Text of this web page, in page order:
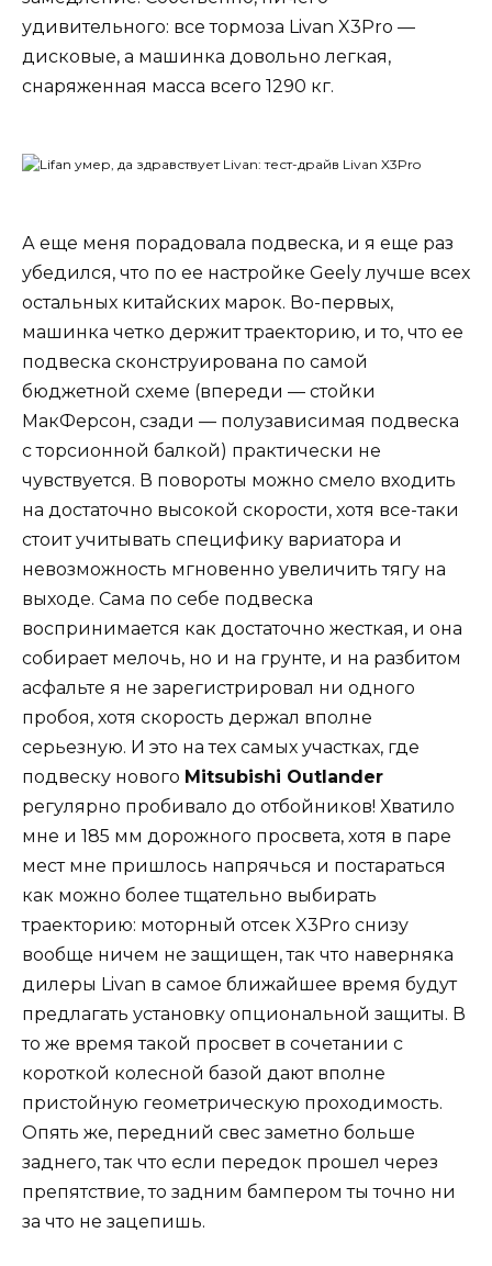
удивительного: все тормоза Livan X3Pro —
дисковые, а машинка довольно легкая,
снаряженная масса всего 1290 кг.
А еще меня порадовала подвеска, и я еще раз
убедился, что по ее настройке Geely лучше всех
остальных китайских марок. Во-первых,
машинка четко держит траекторию, и то, что ее
подвеска сконструирована по самой
бюджетной схеме (впереди — стойки
МакФерсон, сзади — полузависимая подвеска
с торсионной балкой) практически не
чувствуется. В повороты можно смело входить
на достаточно высокой скорости, хотя все-таки
стоит учитывать специфику вариатора и
невозможность мгновенно увеличить тягу на
выходе. Сама по себе подвеска
воспринимается как достаточно жесткая, и она
собирает мелочь, но и на грунте, и на разбитом
асфальте я не зарегистрировал ни одного
пробоя, хотя скорость держал вполне
серьезную. И это на тех самых участках, где
подвеску нового Mitsubishi Outlander
регулярно пробивало до отбойников! Хватило
мне и 185 мм дорожного просвета, хотя в паре
мест мне пришлось напрячься и постараться
как можно более тщательно выбирать
траекторию: моторный отсек X3Pro снизу
вообще ничем не защищен, так что наверняка
дилеры Livan в самое ближайшее время будут
предлагать установку опциональной защиты. В
то же время такой просвет в сочетании с
короткой колесной базой дают вполне
пристойную геометрическую проходимость.
Опять же, передний свес заметно больше
заднего, так что если передок прошел через
препятствие, то задним бампером ты точно ни
за что не зацепишь.